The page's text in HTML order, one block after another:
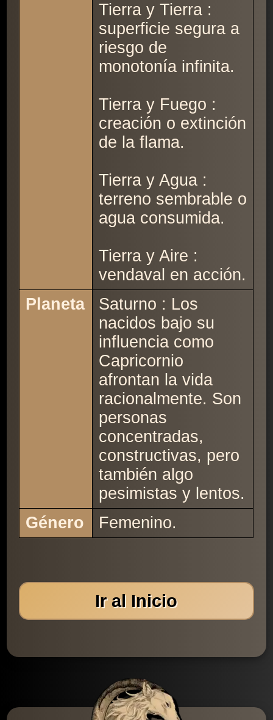
Tierra y Tierra :
superficie segura a
riesgo de
monotonía infinita.
Tierra y Fuego :
creación o extinción
de la flama.
Tierra y Agua :
terreno sembrable o
agua consumida.
Tierra y Aire :
vendaval en acción.
Planeta
Saturno : Los
nacidos bajo su
influencia como
Capricornio
afrontan la vida
racionalmente. Son
personas
concentradas,
constructivas, pero
también algo
pesimistas y lentos.
Género
Femenino.
Ir al Inicio